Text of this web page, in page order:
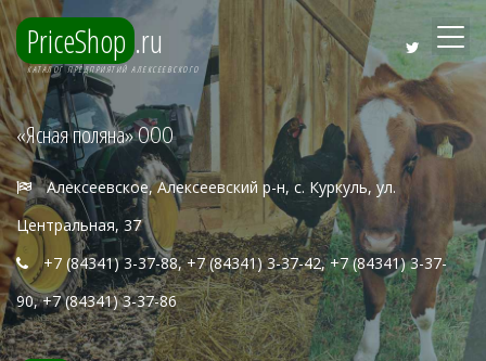
PriceShop .ru
КАТАЛОГ ПРЕДПРИЯТИЙ АЛЕКСЕЕВСКОГО
«Ясная поляна» ООО
Алексеевское, Алексеевский р-н, с. Куркуль, ул.
Центральная, 37
+7 (84341) 3-37-88, +7 (84341) 3-37-42, +7 (84341) 3-37-
90, +7 (84341) 3-37-86